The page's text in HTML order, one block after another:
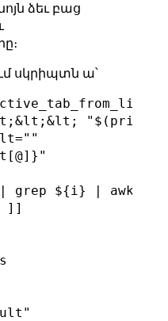
ձեւ բաց
սկրիպտն ա՝
"$(printf
| grep ${i} | awk
]]